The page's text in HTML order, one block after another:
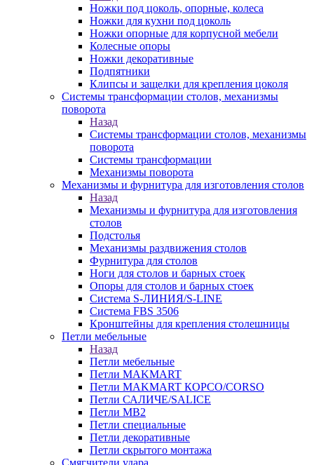
Ножки под цоколь, опорные, колеса
Ножки для кухни под цоколь
Ножки опорные для корпусной мебели
Колесные опоры
Ножки декоративные
Подпятники
Клипсы и защелки для крепления цоколя
Системы трансформации столов, механизмы
поворота
Назад
Системы трансформации столов, механизмы
поворота
Системы трансформации
Механизмы поворота
Механизмы и фурнитура для изготовления столов
Назад
Механизмы и фурнитура для изготовления
столов
Подстолья
Механизмы раздвижения столов
Фурнитура для столов
Ноги для столов и барных стоек
Опоры для столов и барных стоек
Система S-ЛИНИЯ/S-LINE
Система FBS 3506
Кронштейны для крепления столешницы
Петли мебельные
Назад
Петли мебельные
Петли MAKMART
Петли MAKMART КОРСО/CORSO
Петли САЛИЧЕ/SALICE
Петли MB2
Петли специальные
Петли декоративные
Петли скрытого монтажа
Смягчители удара